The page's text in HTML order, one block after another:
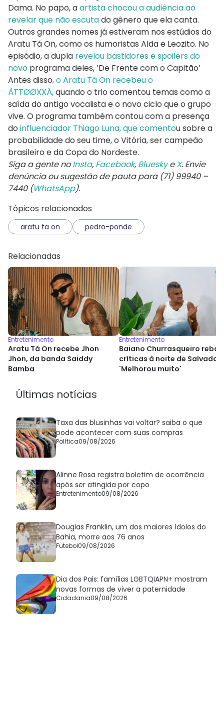
Dama. No papo, aartista chocou a audiência ao
revelar que não escutado gênero que ela canta.
Outros grandes nomes já estiveram nos estúdios do
Aratu Tá On, como os humoristas Alda e Leozito. No
episódio, a dupla revelou bastidores e spoilers do
novo programa deles, ‘De Frente com o Capitão’
Antes disso, o Aratu Tá On recebeu o
ÀTTØØXXÁ,quando o trio comentou temas como a
saída do antigo vocalista e o novo ciclo que o grupo
vive. O programa também contou com a presença
do influenciador Thiago Luna, que comentou sobre a
probabilidade do seu time, o Vitória, ser campeão
brasileiro e da Copa do Nordeste.
Siga a gente noInsta, Facebook, BlueskyeX. Envie
denúncia ou sugestão de pauta para (71) 99940 –
7440 (WhatsApp).
Tópicos relacionados
aratu ta on pedro-ponde
Relacionadas
Entretenimento
Aratu Tá On recebe Jhon
Jhon, da banda Saiddy
Bamba
Entretenimento
Baiano Churrasqueiro
críticas à noite de Salvador:
'Melhorou muito'
Últimas notícias
Taxa das blusinhas vai voltar? saiba o que
pode acontecer com suas compras
Política09/08/2026
Alinne Rosa registra boletim de ocorrência
após ser atingida por copo
Entretenimento09/08/2026
Douglas Franklin, um dos maiores ídolos do
Bahia, morre aos 76 anos
Futebol09/08/2026
Dia dos Pais: famílias LGBTQIAPN+ mostram
novas formas de viver a paternidade
Cidadania09/08/2026